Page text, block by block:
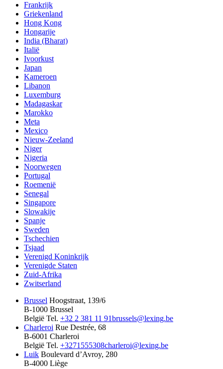
Frankrijk
Griekenland
Hong Kong
Hongarije
India (Bharat)
Italië
Ivoorkust
Japan
Kameroen
Libanon
Luxemburg
Madagaskar
Marokko
Meta
Mexico
Nieuw-Zeeland
Niger
Nigeria
Noorwegen
Portugal
Roemenië
Senegal
Singapore
Slowakije
Spanje
Sweden
Tschechien
Tsjaad
Verenigd Koninkrijk
Verenigde Staten
Zuid-Afrika
Zwitserland
Brussel Hoogstraat, 139/6
B-1000 Brussel
België Tel. +32 2 381 11 91brussels@lexing.be
Charleroi Rue Destrée, 68
B-6001 Charleroi
België Tel. +3271555308charleroi@lexing.be
Luik Boulevard d’Avroy, 280
B-4000 Liège